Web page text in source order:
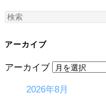
アーカイブ
アーカイブ
2026年8月